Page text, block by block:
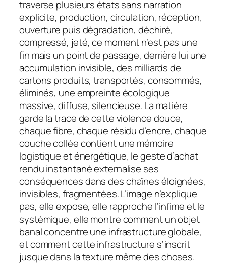
traverse plusieurs états sans narration
explicite, production, circulation, réception,
ouverture puis dégradation, déchiré,
compressé, jeté, ce moment n’est pas une
fin mais un point de passage, derrière lui une
accumulation invisible, des milliards de
cartons produits, transportés, consommés,
éliminés, une empreinte écologique
massive, diffuse, silencieuse. La matière
garde la trace de cette violence douce,
chaque fibre, chaque résidu d’encre, chaque
couche collée contient une mémoire
logistique et énergétique, le geste d’achat
rendu instantané externalise ses
conséquences dans des chaînes éloignées,
invisibles, fragmentées. L’image n’explique
pas, elle expose, elle rapproche l’infime et le
systémique, elle montre comment un objet
banal concentre une infrastructure globale,
et comment cette infrastructure s’inscrit
jusque dans la texture même des choses.